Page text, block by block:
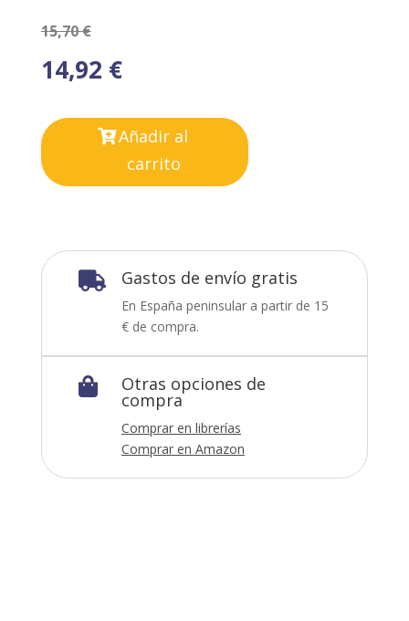
15,70€
14,92 €
Añadir al
carrito
 Gastos de envío gratis
En España peninsular a partir de 15
€ de compra.
 Otras opciones de
compra
Comprar en librerías
Comprar en Amazon